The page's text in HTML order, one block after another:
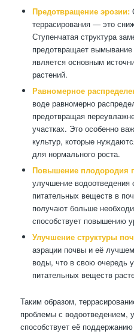
Предотвращение эрозии:
террасирования — это
Ступенчатая структура
предотвращает
является основным
растений.
Равномерное
воде равномерно
предотвращая
участках. Это особенно
культур, которые
для нормального роста.
Повышение плодородия
улучшение водоотведения
питательных веществ в
получают больше
способствует повышению
Улучшение структуры
аэрации почвы и её
воды, что в свою очередь
питательных веществ
Таким образом,
проблемы с водоотведением,
способствует её